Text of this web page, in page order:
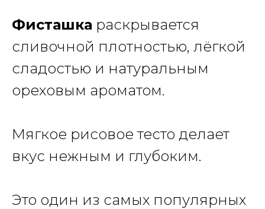
Фисташка раскрывается
сливочной плотностью, лёгкой
сладостью и натуральным
ореховым ароматом.
Мягкое рисовое тесто делает
вкус нежным и глубоким.
Это один из самых популярных